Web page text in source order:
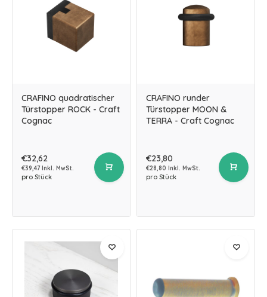
CRAFINO quadratischer
Türstopper ROCK - Craft
Cognac
€32,62
€39,47 Inkl. MwSt.
pro Stück
CRAFINO runder
Türstopper MOON &
TERRA - Craft Cognac
€23,80
€28,80 Inkl. MwSt.
pro Stück